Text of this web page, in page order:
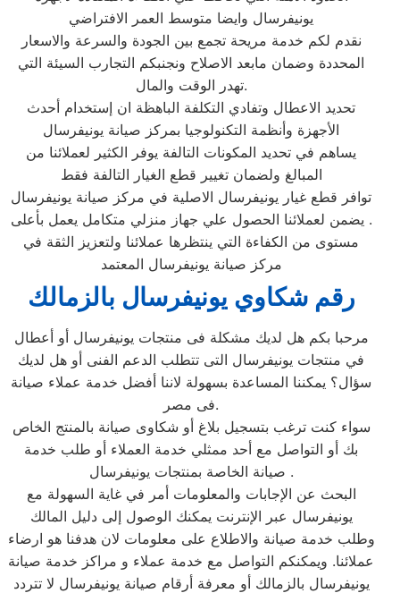
يونيفرسال وايضا متوسط العمر الافتراضي
نقدم لكم خدمة مريحة تجمع بين الجودة والسرعة والاسعار
المحددة وضمان مابعد الاصلاح ونجنبكم التجارب السيئة التي
تهدر الوقت والمال.
تحديد الاعطال وتفادي التكلفة الباهظة ان إستخدام أحدث
الأجهزة وأنظمة التكنولوجيا بمركز صيانة يونيفرسال
يساهم في تحديد المكونات التالفة يوفر الكثير لعملائنا من
المبالغ ولضمان تغيير قطع الغيار التالفة فقط
توافر قطع غيار يونيفرسال الاصلية في مركز صيانة يونيفرسال
. يضمن لعملائنا الحصول علي جهاز منزلي متكامل يعمل بأعلى
مستوى من الكفاءة التي ينتظرها عملائنا ولتعزيز الثقة في
مركز صيانة يونيفرسال المعتمد
رقم شكاوي يونيفرسال بالزمالك
مرحبا بكم هل لديك مشكلة فى منتجات يونيفرسال أو أعطال
في منتجات يونيفرسال التى تتطلب الدعم الفنى أو هل لديك
سؤال؟ يمكننا المساعدة بسهولة لاننا أفضل خدمة عملاء صيانة
فى مصر.
سواء كنت ترغب بتسجيل بلاغ أو شكاوى صيانة بالمنتج الخاص
بك أو التواصل مع أحد ممثلي خدمة العملاء أو طلب خدمة
صيانة الخاصة بمنتجات يونيفرسال .
البحث عن الإجابات والمعلومات أمر في غاية السهولة مع
يونيفرسال عبر الإنترنت يمكنك الوصول إلى دليل المالك
وطلب خدمة صيانة والاطلاع على معلومات لان هدفنا هو ارضاء
عملائنا. ويمكنكم التواصل مع خدمة عملاء و مراكز خدمة صيانة
يونيفرسال بالزمالك أو معرفة أرقام صيانة يونيفرسال لا تتردد